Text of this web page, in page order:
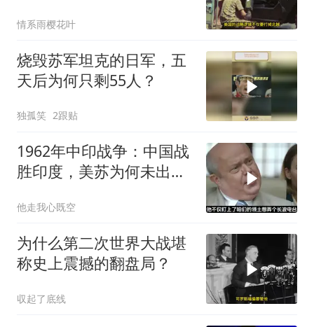
情系雨樱花叶
烧毁苏军坦克的日军，五
天后为何只剩55人？
独孤笑 2跟贴
1962年中印战争：中国战
胜印度，美苏为何未出兵
他走我心既空
为什么第二次世界大战堪
称史上震撼的翻盘局？
収起了底线